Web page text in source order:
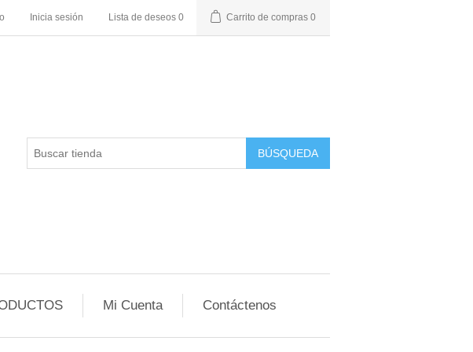
Inicia sesión Lista de deseos 0 Carrito de compras 0
BÚSQUEDA
Mi Cuenta Contáctenos